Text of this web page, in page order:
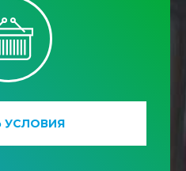
УСЛОВИЯ